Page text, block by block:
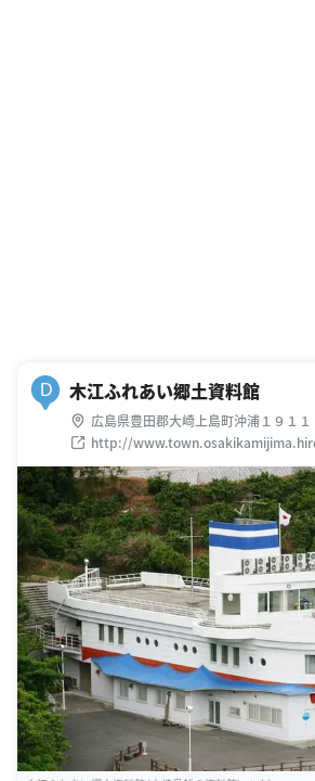
D 木江ふれあい郷土資料館
広島県豊田郡大崎上島町沖浦１９１１
http://
20300086/